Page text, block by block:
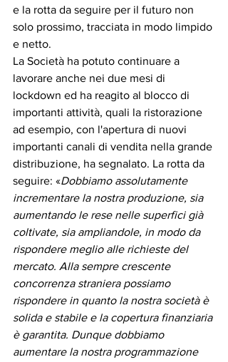
e la rotta da seguire per il futuro non
solo prossimo, tracciata in modo limpido
e netto.
La Società ha potuto continuare a
lavorare anche nei due mesi di
lockdown ed ha reagito al blocco di
importanti attività, quali la ristorazione
ad esempio, con l'apertura di nuovi
importanti canali di vendita nella grande
distribuzione, ha segnalato. La rotta da
seguire: «Dobbiamo assolutamente
incrementare la nostra produzione, sia
aumentando le rese nelle superfici già
coltivate, sia ampliandole, in modo da
rispondere meglio alle richieste del
mercato. Alla sempre crescente
concorrenza straniera possiamo
rispondere in quanto la nostra società è
solida e stabile e la copertura finanziaria
è garantita. Dunque dobbiamo
aumentare la nostra programmazione